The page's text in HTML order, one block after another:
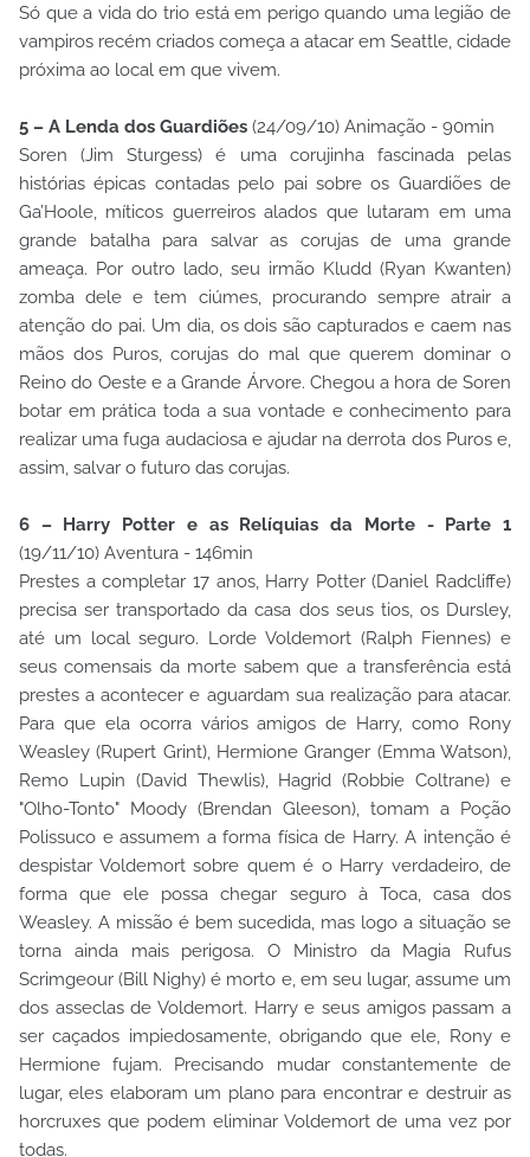
Só que a vida do trio está em perigo quando uma legião de
vampiros recém criados começa a atacar em Seattle, cidade
próxima ao local em que vivem.
5 – A Lenda dos Guardiões (24/09/10) Animação - 90min
Soren (Jim Sturgess) é uma corujinha fascinada pelas
histórias épicas contadas pelo pai sobre os Guardiões de
Ga’Hoole, míticos guerreiros alados que lutaram em uma
grande batalha para salvar as corujas de uma grande
ameaça. Por outro lado, seu irmão Kludd (Ryan Kwanten)
zomba dele e tem ciúmes, procurando sempre atrair a
atenção do pai. Um dia, os dois são capturados e caem nas
mãos dos Puros, corujas do mal que querem dominar o
Reino do Oeste e a Grande Árvore. Chegou a hora de Soren
botar em prática toda a sua vontade e conhecimento para
realizar uma fuga audaciosa e ajudar na derrota dos Puros e,
assim, salvar o futuro das corujas.
6 – Harry Potter e as Relíquias da Morte - Parte 1
(19/11/10) Aventura - 146min
Prestes a completar 17 anos, Harry Potter (Daniel Radcliffe)
precisa ser transportado da casa dos seus tios, os Dursley,
até um local seguro. Lorde Voldemort (Ralph Fiennes) e
seus comensais da morte sabem que a transferência está
prestes a acontecer e aguardam sua realização para atacar.
Para que ela ocorra vários amigos de Harry, como Rony
Weasley (Rupert Grint), Hermione Granger (Emma Watson),
Remo Lupin (David Thewlis), Hagrid (Robbie Coltrane) e
"Olho-Tonto" Moody (Brendan Gleeson), tomam a Poção
Polissuco e assumem a forma física de Harry. A intenção é
despistar Voldemort sobre quem é o Harry verdadeiro, de
forma que ele possa chegar seguro à Toca, casa dos
Weasley. A missão é bem sucedida, mas logo a situação se
torna ainda mais perigosa. O Ministro da Magia Rufus
Scrimgeour (Bill Nighy) é morto e, em seu lugar, assume um
dos asseclas de Voldemort. Harry e seus amigos passam a
ser caçados impiedosamente, obrigando que ele, Rony e
Hermione fujam. Precisando mudar constantemente de
lugar, eles elaboram um plano para encontrar e destruir as
horcruxes que podem eliminar Voldemort de uma vez por
todas.